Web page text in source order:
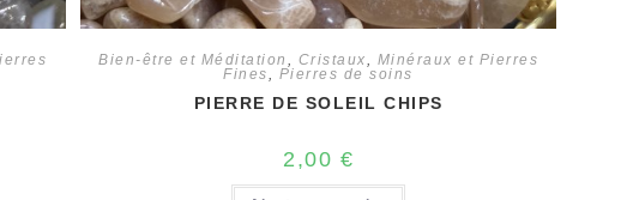
Bien-être et Méditation , Cristaux, Minéraux et Pierres
Fines, Pierres de soins
PIERRE DE SOLEIL CHIPS
2,00 €